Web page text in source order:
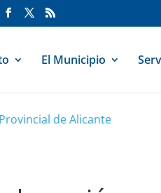
El Municipio
de Alicante